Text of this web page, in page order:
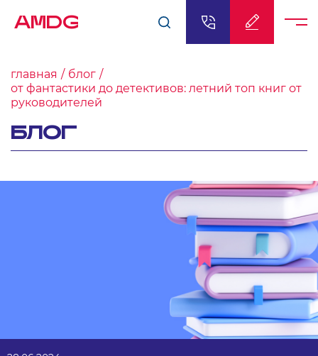
AMDG
главная
блог
от фантастики до детективов: летний топ книг от
руководителей
БЛОГ